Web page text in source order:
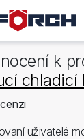
k
chladicí
uživatelé